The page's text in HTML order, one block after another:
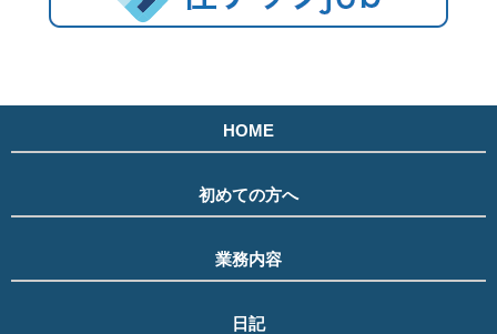
HOME
初めての方へ
業務内容
日記